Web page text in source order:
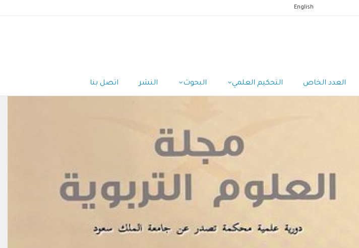
English
العدد الخاص التحكيم العلمي البحوث النشر اتصل بنا